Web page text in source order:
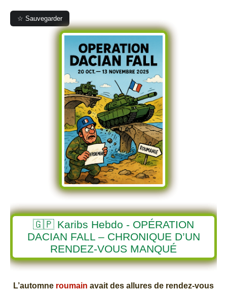
☆ Sauvegarder
🇬🇵 Karibs Hebdo - OPÉRATION
DACIAN FALL – CHRONIQUE D’UN
RENDEZ-VOUS MANQUÉ
L’automne roumain avait des allures de rendez-vous